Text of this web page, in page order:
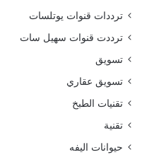
ترددات قنوات يوتلسات
ترددت قنوات سهيل سات
تسويق
تسويق عقاري
تقنيات الطبخ
تقنية
حيوانات اليفه